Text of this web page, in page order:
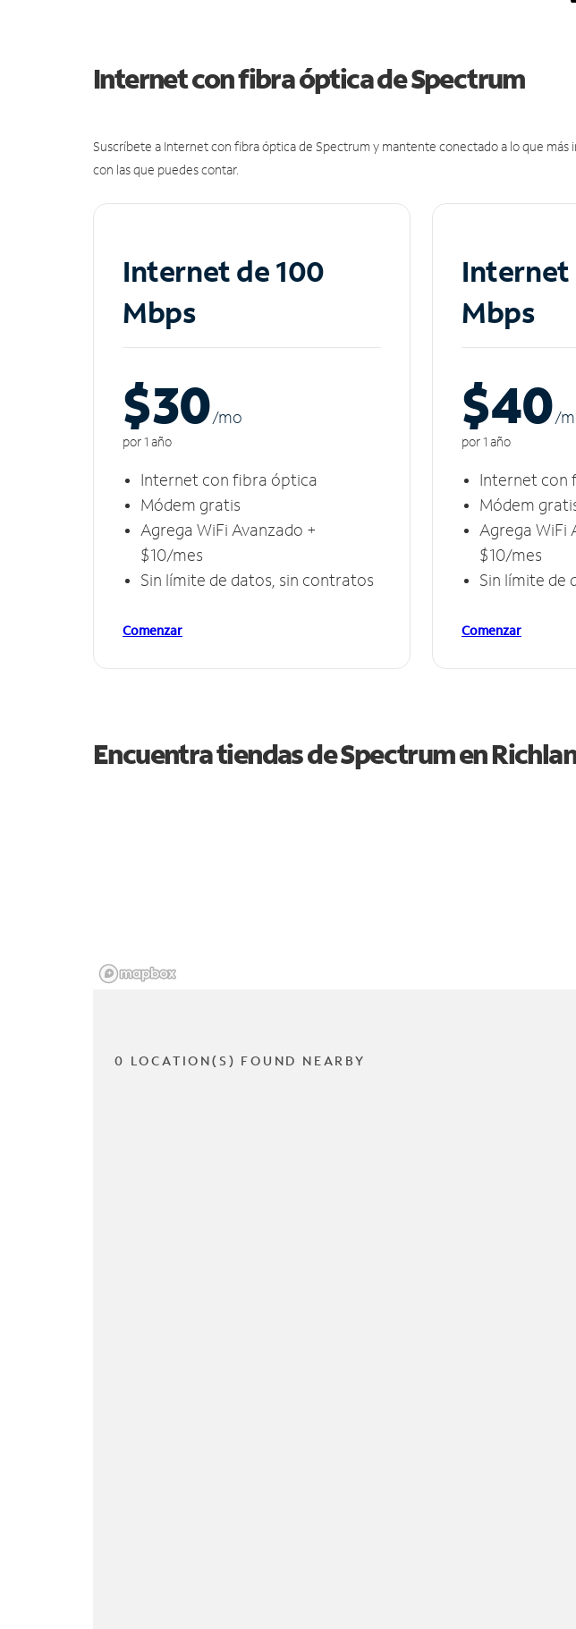
Internet con fibra óptica de Spectrum
Suscríbete a Internet con fibra óptica de Spectrum y mantente conectado a lo que más
con las que puedes contar.
Internet de 100
Mbps
$30/mo
por 1 año
Internet con fibra óptica
Módem gratis
Agrega WiFi Avanzado +
$10/mes
Sin límite de datos, sin contratos
Comenzar
Internet
Mbps
$40/m
por 1 año
Internet con
Módem
Agrega WiFi
$10/mes
Sin límite de
Comenzar
Encuentra tiendas de Spectrum en
0 LOCATION(S) FOUND NEARBY